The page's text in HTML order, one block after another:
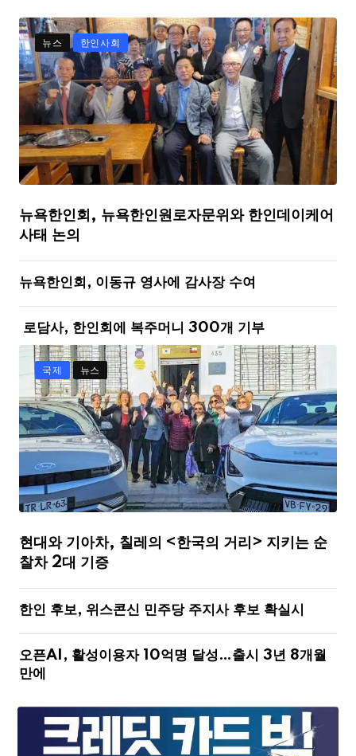
뉴스 한인사회
뉴욕한인회, 뉴욕한인원로자문위와 한인데이케어
사태 논의
뉴욕한인회, 이동규 영사에 감사장 수여
로담사, 한인회에 복주머니 300개 기부
국제 뉴스
현대와 기아차, 칠레의 <한국의 거리> 지키는 순
찰차 2대 기증
한인 후보, 위스콘신 민주당 주지사 후보 확실시
오픈AI, 활성이용자 10억명 달성…출시 3년 8개월
만에